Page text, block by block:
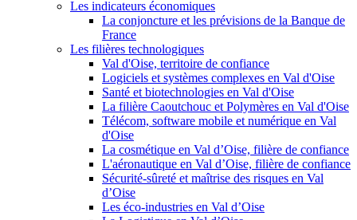
Les indicateurs économiques
La conjoncture et les prévisions de la Banque de
France
Les filières technologiques
Val d'Oise, territoire de confiance
Logiciels et systèmes complexes en Val d'Oise
Santé et biotechnologies en Val d'Oise
La filière Caoutchouc et Polymères en Val d'Oise
Télécom, software mobile et numérique en Val
d'Oise
La cosmétique en Val d’Oise, filière de confiance
L'aéronautique en Val d’Oise, filière de confiance
Sécurité-sûreté et maîtrise des risques en Val
d’Oise
Les éco-industries en Val d’Oise